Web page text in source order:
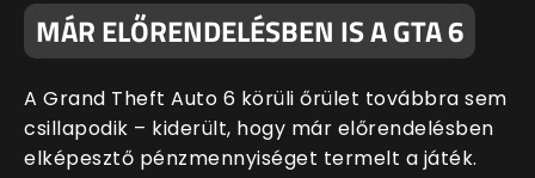
MÁR ELŐRENDELÉSBEN IS A GTA 6
A Grand Theft Auto 6 körüli őrület továbbra sem
csillapodik – kiderült, hogy már előrendelésben
elképesztő pénzmennyiséget termelt a játék.